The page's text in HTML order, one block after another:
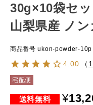
30g×10袋セ
山梨県産 ノ
商品番号 ukon-powder-10p
4.00 （ 1
宅配便
¥